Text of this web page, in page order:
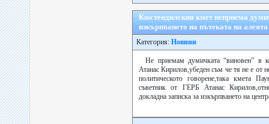
Кюстендилския кмет неприема
изкърпването на пътеката на алеята
Категория: Новини
Не приемам думичката “виновен” в
Атанас Кирилов,убеден съм че тя не е от
политическото говорене,така кмета
съветник от ГЕРБ Атанас
докладна записка за изкърпването на